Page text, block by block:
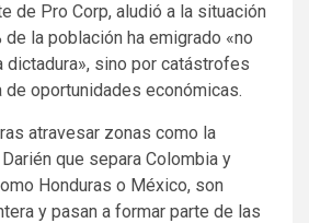
de Pro Corp, aludió a la situación
de la población ha emigrado «no
dictadura», sino por catástrofes
oportunidades económicas.
atravesar zonas como la
que separa Colombia y
Honduras o México, son
y pasan a formar parte de las